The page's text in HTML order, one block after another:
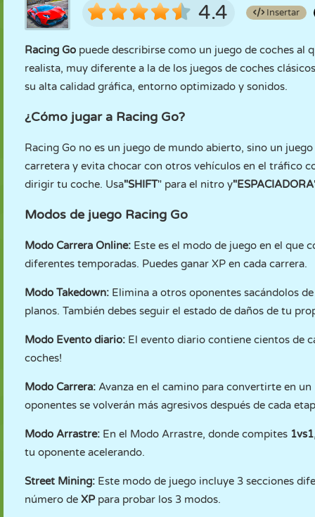
4.4 Insertar
Racing Go puede describirse como un juego de coches al
realista, muy diferente a la de los juegos de coches
su alta calidad gráfica, entorno optimizado y sonidos.
¿Cómo jugar a Racing Go?
Racing Go no es un juego de mundo abierto, sino un
carretera y evita chocar con otros vehículos en el tráfico
dirigir tu coche. Usa"SHIFT" para el nitro y"ESPACIADORA
Modos de juego Racing Go
Modo Carrera Online: Este es el modo de juego en el que
diferentes temporadas. Puedes ganar XP en cada carrera.
Modo Takedown: Elimina a otros oponentes sacándolos
planos. También debes seguir el estado de daños de tu
Modo Evento diario: El evento diario contiene cientos de
coches!
Modo Carrera: Avanza en el camino para convertirte en
oponentes se volverán más agresivos después de cada
Modo Arrastre: En el Modo Arrastre, donde compites 1vs1
tu oponente acelerando.
Street Mining: Este modo de juego incluye 3 secciones
número de XPpara probar los 3 modos.